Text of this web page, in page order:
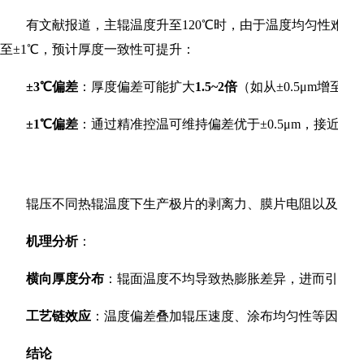
有文献报道，主辊温度升至120℃时，由于温度均匀
至±1℃，预计厚度一致性可提升：
±3℃偏差 ：厚度偏差可能扩大1.5~2倍（如从±0.5μm增
±1℃偏差 ：通过精准控温可维持偏差优于±0.5μm，接
辊压不同热辊温度下生产极片的剥离力、膜片电阻以
机理分析：
横向厚度分布 ：辊面温度不均导致热膨胀差异，进而
工艺链效应 ：温度偏差叠加辊压速度、涂布均匀性等
结论